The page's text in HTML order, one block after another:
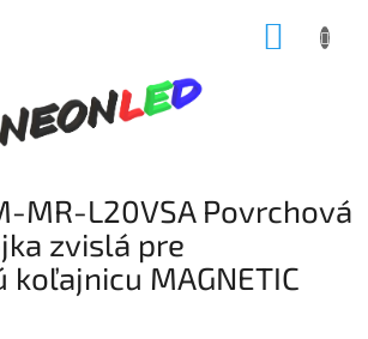
MR-L20VSA Povrchová
zvislá pre
MAGNETIC